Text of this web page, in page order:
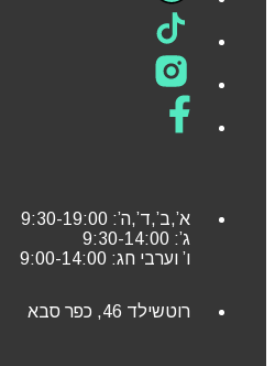
א’,ב’,ד’,ה’: 9:30-19:00
ג’: 9:30-14:00
ו’ וערבי חג: 9:00-14:00
רוטשילד 46, כפר סבא